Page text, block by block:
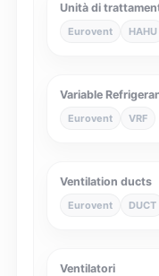
Unità di
Eurovent HAHU
Variable
Eurovent VRF
Ventilation ducts
Eurovent DUCT
Ventilatori